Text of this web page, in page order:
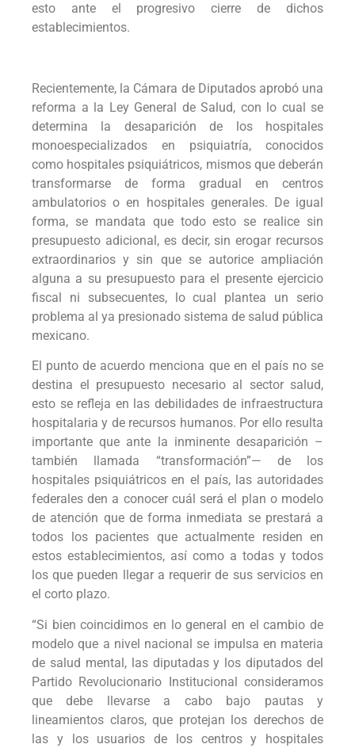
esto ante el progresivo cierre de dichos
establecimientos.
Recientemente, la Cámara de Diputados aprobó una
reforma a la Ley General de Salud, con lo cual se
determina la desaparición de los hospitales
monoespecializados en psiquiatría, conocidos
como hospitales psiquiátricos, mismos que deberán
transformarse de forma gradual en centros
ambulatorios o en hospitales generales. De igual
forma, se mandata que todo esto se realice sin
presupuesto adicional, es decir, sin erogar recursos
extraordinarios y sin que se autorice ampliación
alguna a su presupuesto para el presente ejercicio
fiscal ni subsecuentes, lo cual plantea un serio
problema al ya presionado sistema de salud pública
mexicano.
El punto de acuerdo menciona que en el país no se
destina el presupuesto necesario al sector salud,
esto se refleja en las debilidades de infraestructura
hospitalaria y de recursos humanos. Por ello resulta
importante que ante la inminente desaparición –
también llamada “transformación”— de los
hospitales psiquiátricos en el país, las autoridades
federales den a conocer cuál será el plan o modelo
de atención que de forma inmediata se prestará a
todos los pacientes que actualmente residen en
estos establecimientos, así como a todas y todos
los que pueden llegar a requerir de sus servicios en
el corto plazo.
“Si bien coincidimos en lo general en el cambio de
modelo que a nivel nacional se impulsa en materia
de salud mental, las diputadas y los diputados del
Partido Revolucionario Institucional consideramos
que debe llevarse a cabo bajo pautas y
lineamientos claros, que protejan los derechos de
las y los usuarios de los centros y hospitales